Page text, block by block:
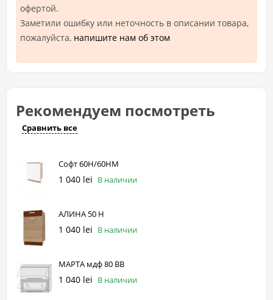
офертой.
Заметили ошибку или неточность в описании товара,
пожалуйста, напишите нам об этом
Рекомендуем посмотреть
Сравнить все
Софт 60Н/60НМ
1 040 lei В наличии
АЛИНА 50 Н
1 040 lei В наличии
МАРТА мдф 80 ВВ
1 040 lei В наличии